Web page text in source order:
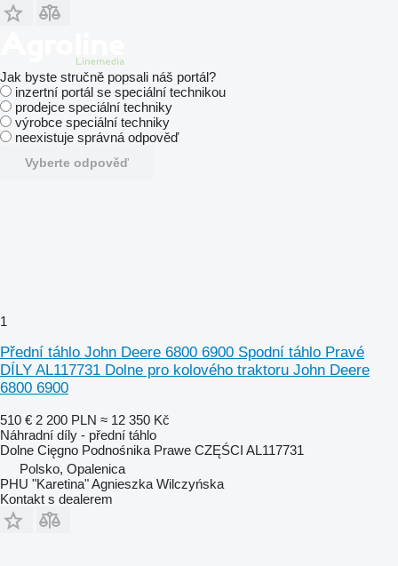
Jak byste stručně popsali náš portál?
inzertní portál se speciální technikou
prodejce speciální techniky
výrobce speciální techniky
neexistuje správná odpověď
Vyberte odpověď
1
Přední táhlo John Deere 6800 6900 Spodní táhlo Pravé
DÍLY AL117731 Dolne pro kolového traktoru John Deere
6800 6900
510 € 2 200 PLN ≈ 12 350 Kč
Náhradní díly - přední táhlo
Dolne Cięgno Podnośnika Prawe CZĘŚCI AL117731
Polsko, Opalenica
PHU "Karetina" Agnieszka Wilczyńska
Kontakt s dealerem